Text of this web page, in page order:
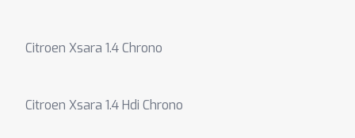
Citroen Xsara 1.4 Chrono
Citroen Xsara 1.4 Hdi Chrono